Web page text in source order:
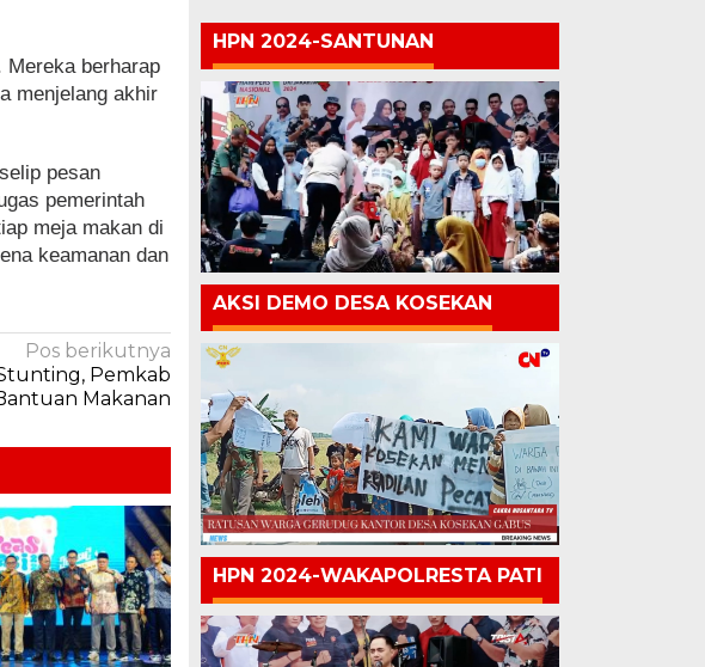
Mereka berharap
menjelang akhir
pesan
pemerintah
meja makan di
keamanan dan
Pos berikutnya
Pemkab
Makanan
HPN 2024-SANTUNAN
AKSI DEMO DESA KOSEKAN
HPN 2024-WAKAPOLRESTA PATI